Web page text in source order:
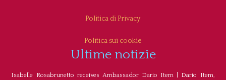
Politica di Privacy
Politica sui cookie
Ultime notizie
Isabelle Rosabrunetto receives Ambassador Dario Item
Dario Item,